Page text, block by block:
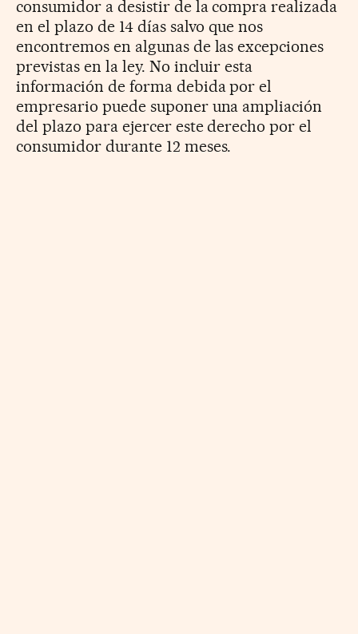
consumidor a desistir de la compra realizada
en el plazo de 14 días salvo que nos
encontremos en algunas de las excepciones
previstas en la ley. No incluir esta
información de forma debida por el
empresario puede suponer una ampliación
del plazo para ejercer este derecho por el
consumidor durante 12 meses.